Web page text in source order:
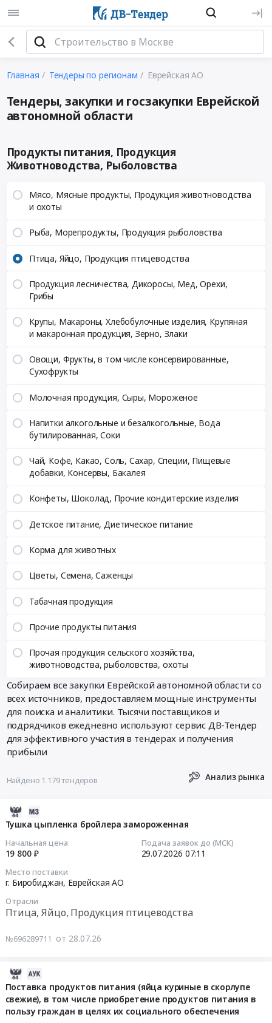
Главная Тендеры по регионам Еврейская АО
Тендеры, закупки и госзакупки Еврейской
автономной области
Продукты питания, Продукция
Животноводства, Рыболовства
Мясо, Мясные продукты, Продукция животноводства
и охоты
Рыба, Морепродукты, Продукция рыболовства
Птица, Яйцо, Продукция птицеводства
Продукция лесничества, Дикоросы, Мед, Орехи,
Грибы
Крупы, Макароны, Хлебобулочные изделия, Крупяная
и макаронная продукция, Зерно, Злаки
Овощи, Фрукты, в том числе консервированные,
Сухофрукты
Молочная продукция, Сыры, Мороженое
Напитки алкогольные и безалкогольные, Вода
бутилированная, Соки
Чай, Кофе, Какао, Соль, Сахар, Специи, Пищевые
добавки, Консервы, Бакалея
Конфеты, Шоколад, Прочие кондитерские изделия
Детское питание, Диетическое питание
Корма для животных
Цветы, Семена, Саженцы
Табачная продукция
Прочие продукты питания
Прочая продукция сельского хозяйства,
животноводства, рыболовства, охоты
Собираем все закупки Еврейской автономной области со
всех источников, предоставляем мощные инструменты
для поиска и аналитики. Тысячи поставщиков и
подрядчиков ежедневно используют сервис ДВ-Тендер
для эффективного участия в тендерах и получения
прибыли
Найдено 1 179 тендеров Анализ рынка
Тушка цыпленка бройлера замороженная
Начальная цена
19 800 ₽
Подача заявок до (МСК)
29.07.2026 07:11
Место поставки
г. Биробиджан, Еврейская АО
Отрасли
Птица, Яйцо, Продукция птицеводства
№696289711 от 28.07.26
Поставка продуктов питания (яйца куриные в скорлупе
свежие), в том числе приобретение продуктов питания в
пользу граждан в целях их социального обеспечения